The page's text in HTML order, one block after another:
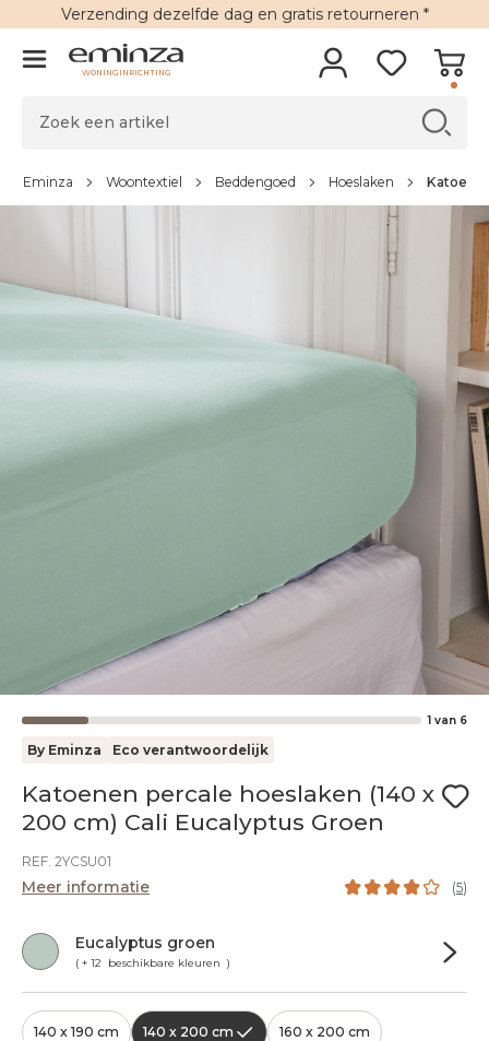
Verzending dezelfde dag en gratis retourneren *
WONINGINRICHTING
Eminza Woontextiel Beddengoed Hoeslaken
1 van 6
By Eminza Eco verantwoordelijk
Katoenen percale hoeslaken (140 x
200 cm) Cali Eucalyptus Groen
REF. 2YCSU01
Meer informatie (5)
Eucalyptus groen
( + 12 beschikbare kleuren )
140 x 190 cm 140 x 200 cm 160 x 200 cm